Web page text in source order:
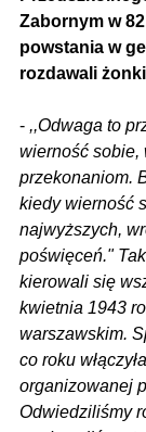
Zabornym w
powstania w
rozdawali
- ,,Odwaga to
wierność sobie,
przekonaniom.
kiedy wierność
najwyższych,
poświęceń."
kierowali się
kwietnia 1943
warszawskim.
co roku
organizowanej
Odwiedziliśmy